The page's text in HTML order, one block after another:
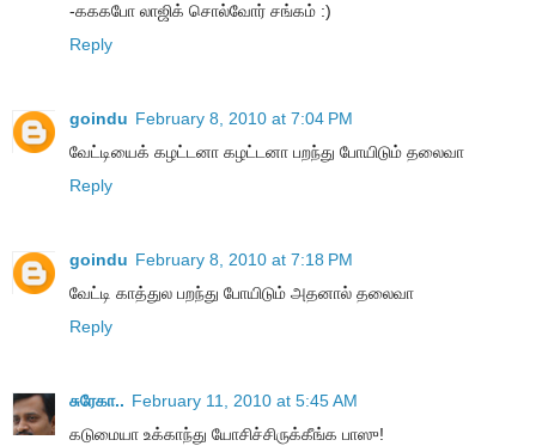
-கககபோ லாஜிக் சொல்வோர் சங்கம் :)
Reply
goindu February 8, 2010 at 7:04 PM
வேட்டியைக் கழட்டனா கழட்டனா பறந்து போயிடும் தலைவா
Reply
goindu February 8, 2010 at 7:18 PM
வேட்டி காத்துல பறந்து போயிடும் அதனால் தலைவா
Reply
சுரேகா.. February 11, 2010 at 5:45 AM
கடுமையா உக்காந்து யோசிச்சிருக்கீங்க பாஸு!